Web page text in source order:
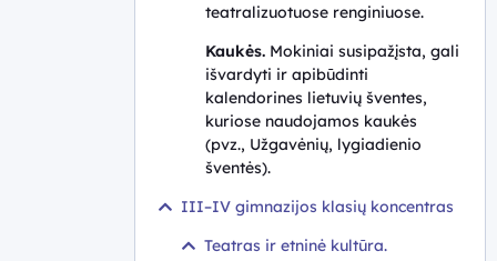
teatralizuotuose renginiuose.
Kaukės. Mokiniai susipažįsta, gali
išvardyti ir apibūdinti
kalendorines lietuvių šventes,
kuriose naudojamos kaukės
(pvz., Užgavėnių, lygiadienio
šventės).
III–IV gimnazijos klasių koncentras
Teatras ir etninė kultūra.